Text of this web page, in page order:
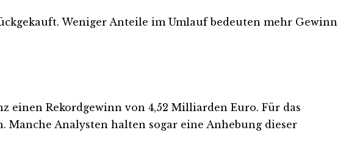
Weniger Anteile im Umlauf bedeuten mehr Gewinn
einen Rekordgewinn von 4,52 Milliarden Euro. Für das
Manche Analysten halten sogar eine Anhebung dieser